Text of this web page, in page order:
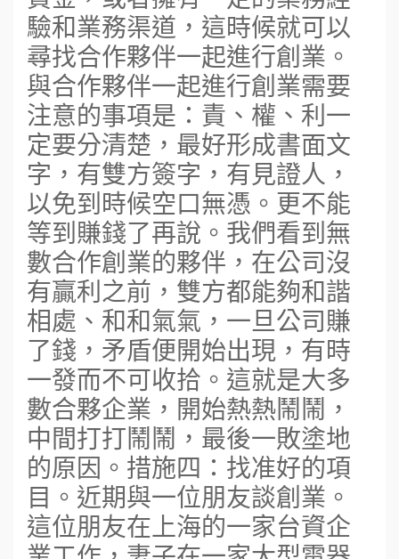
驗和業務渠道，這時候就可以
尋找合作夥伴一起進行創業。
與合作夥伴一起進行創業需要
注意的事項是：責、權、利一
定要分清楚，最好形成書面文
字，有雙方簽字，有見證人，
以免到時候空口無憑。更不能
等到賺錢了再說。我們看到無
數合作創業的夥伴，在公司沒
有贏利之前，雙方都能夠和諧
相處、和和氣氣，一旦公司賺
了錢，矛盾便開始出現，有時
一發而不可收拾。這就是大多
數合夥企業，開始熱熱鬧鬧，
中間打打鬧鬧，最後一敗塗地
的原因。措施四：找准好的項
目。近期與一位朋友談創業。
這位朋友在上海的一家台資企